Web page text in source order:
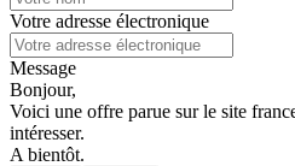
Votre adresse électronique
Message
Bonjour,
Voici une offre parue sur le site
intéresser.
A bientôt.